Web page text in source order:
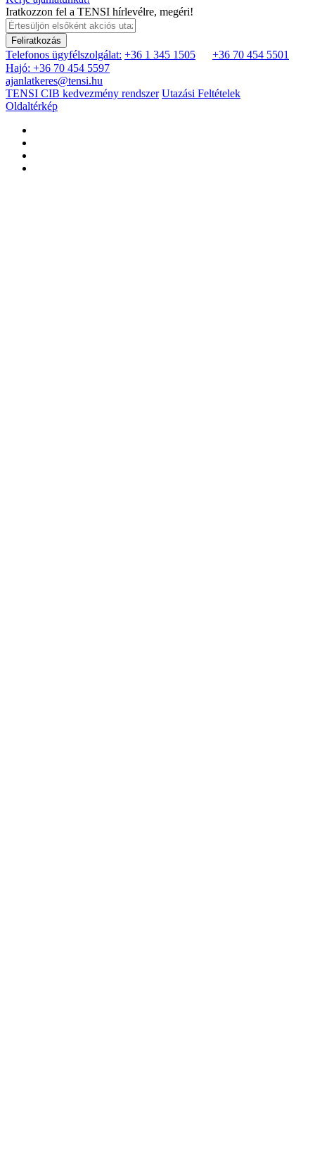
Iratkozzon fel a TENSI hírlevélre, megéri!
Feliratkozás
Telefonos ügyfélszolgálat: +36 1 345 1505
+36 70 454 5501
Hajó: +36 70 454 5597
ajanlatkeres@tensi.hu
TENSI CIB kedvezmény rendszer Utazási Feltételek
Oldaltérkép